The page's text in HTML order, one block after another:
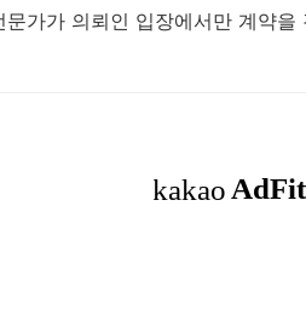
가가 의뢰인 입장에서만 계약을